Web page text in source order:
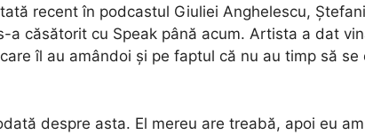
recent în podcastul Giuliei Anghelescu,
a căsătorit cu Speak până acum. Artista a dat
îl au amândoi și pe faptul că nu au timp să se
despre asta. El mereu are treabă, apoi eu